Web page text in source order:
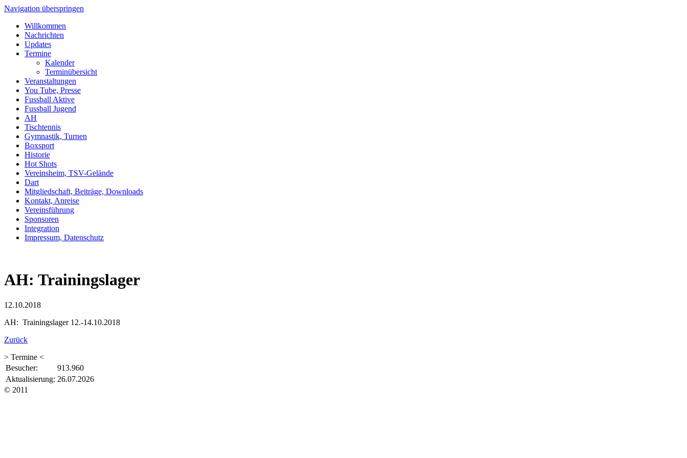
Navigation überspringen
Willkommen
Nachrichten
Updates
Termine
Kalender
Terminübersicht
Veranstaltungen
You Tube, Presse
Fussball Aktive
Fussball Jugend
AH
Tischtennis
Gymnastik, Turnen
Boxsport
Historie
Hot Shots
Vereinsheim, TSV-Gelände
Dart
Mitgliedschaft, Beiträge, Downloads
Kontakt, Anreise
Vereinsführung
Sponsoren
Integration
Impressum, Datenschutz
AH: Trainingslager
12.10.2018
AH: Trainingslager 12.-14.10.2018
Zurück
> Termine <
Besucher:
913.960
Aktualisierung: 26.07.2026
© 2011